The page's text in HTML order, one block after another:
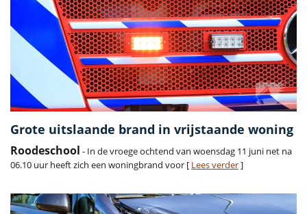
Grote uitslaande brand in vrijstaande woning
Roodeschool - In de vroege ochtend van woensdag 11 juni net na
06.10 uur heeft zich een woningbrand voor [ Lees verder]